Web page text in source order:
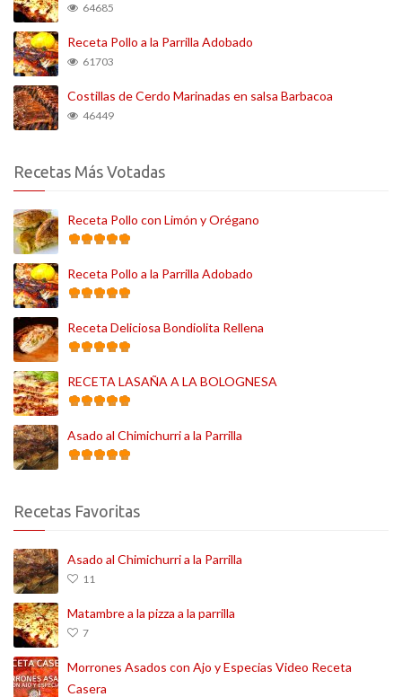
64685
Receta Pollo a la Parrilla Adobado
61703
Costillas de Cerdo Marinadas en salsa Barbacoa
46449
Recetas Más Votadas
Receta Pollo con Limón y Orégano
Receta Pollo a la Parrilla Adobado
Receta Deliciosa Bondiolita Rellena
RECETA LASAÑA A LA BOLOGNESA
Asado al Chimichurri a la Parrilla
Recetas Favoritas
Asado al Chimichurri a la Parrilla
11
Matambre a la pizza a la parrilla
7
Morrones Asados con Ajo y Especias Video Receta
Casera